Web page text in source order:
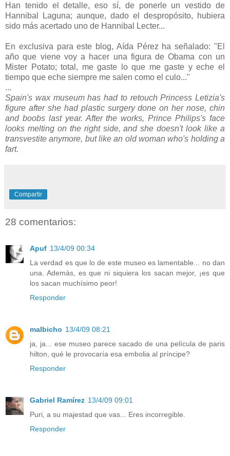
Han tenido el detalle, eso sí, de ponerle un vestido de
Hannibal Laguna; aunque, dado el despropósito, hubiera
sido más acertado uno de Hannibal Lecter...
En exclusiva para este blog, Aída Pérez ha señalado: "El
año que viene voy a hacer una figura de Obama con un
Mister Potato; total, me gaste lo que me gaste y eche el
tiempo que eche siempre me salen como el culo..."
...
Spain's wax museum has had to retouch Princess Letizia's
figure after she had plastic surgery done on her nose, chin
and boobs last year. After the works, Prince Philips's face
looks melting on the right side, and she doesn't look like a
transvestite anymore, but like an old woman who's holding a
fart.
Compartir
28 comentarios:
Apuf 13/4/09 00:34
La verdad es que lo de este museo es lamentable... no dan
una. Además, es que ni siquiera los sacan mejor, ¡es que
los sacan muchísimo peor!
Responder
malbicho 13/4/09 08:21
ja, ja... ese museo parece sacado de una película de paris
hilton, qué le provocaría esa embolia al príncipe?
Responder
Gabriel Ramírez 13/4/09 09:01
Puri, a su majestad que vas... Eres incorregible.
Responder